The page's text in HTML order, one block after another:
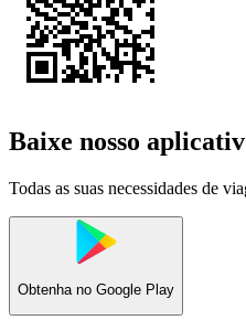
Baixe nosso
Todas as suas necessidades de
Obtenha no Google Play